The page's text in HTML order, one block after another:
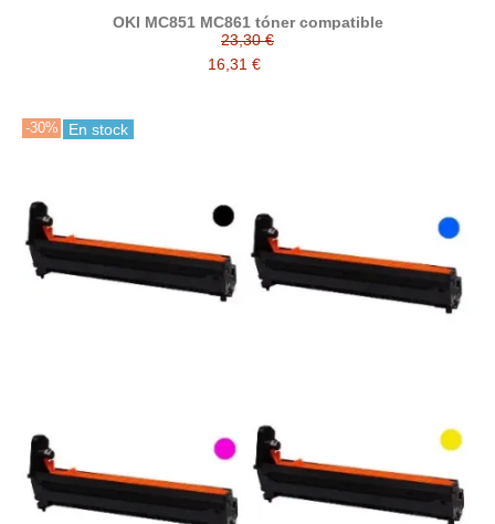
OKI MC851 MC861 tóner compatible
23,30 €
16,31 €
-30% En stock